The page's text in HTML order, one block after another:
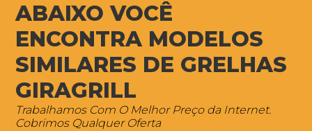
ABAIXO VOCÊ
ENCONTRA MODELOS
SIMILARES DE GRELHAS
GIRAGRILL
Trabalhamos Com O Melhor Preço da Internet.
Cobrimos Qualquer Oferta